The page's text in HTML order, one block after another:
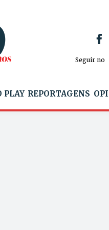
Seguir no
PLAY REPORTAGENS